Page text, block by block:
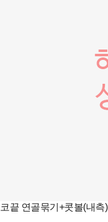
코끝 연골묶기+콧볼(내측)